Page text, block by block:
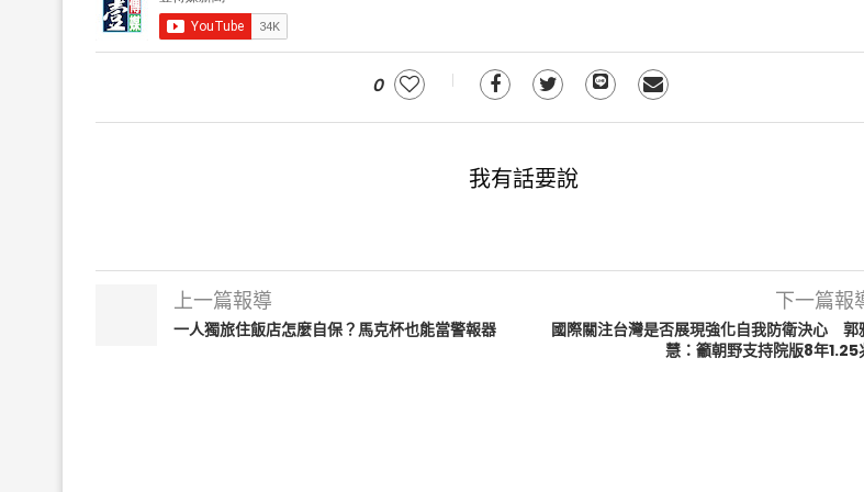
0
我有話要說
上一篇報導
一人獨旅住飯店怎麼自保？馬克杯也能當警報器
下一篇報
國際關注台灣是否展現強化自我防衛決心 郭
慧：籲朝野支持院版8年1.25